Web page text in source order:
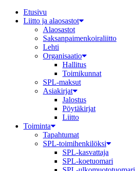
Etusivu
Liitto ja alaosastot
Alaosastot
Saksanpaimenkoira­liitto
Lehti
Organisaatio
Hallitus
Toimikunnat
SPL-maksut
Asiakirjat
Jalostus
Pöytäkirjat
Liitto
Toiminta
Tapahtumat
SPL-toimihenkilöksi
SPL-kasvattaja
SPL-koetuomari